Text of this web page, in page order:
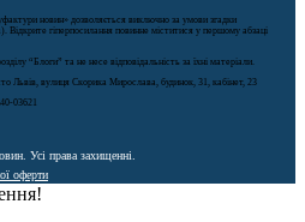
новин» дозволяється виключно за умови згадки
гіперпосилання повинне міститися у першому абзаці
“Блоги” та не несе відповідальність за їхні матеріали.
Львів, вулиця Скорика Мирослава, будинок, 31, кабінет, 23
03621
Усі права захищенні.
оферти